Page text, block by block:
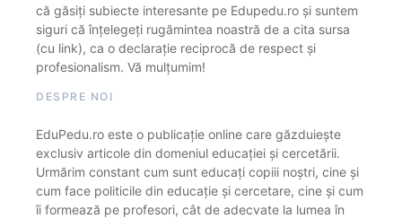
că găsiți subiecte interesante pe Edupedu.ro și suntem
siguri că înțelegeți rugămintea noastră de a cita sursa
(cu link), ca o declarație reciprocă de respect și
profesionalism. Vă mulțumim!
DESPRE NOI
EduPedu.ro este o publicație online care găzduiește
exclusiv articole din domeniul educației și cercetării.
Urmărim constant cum sunt educați copiii noștri, cine și
cum face politicile din educație și cercetare, cine și cum
îi formează pe profesori, cât de adecvate la lumea în